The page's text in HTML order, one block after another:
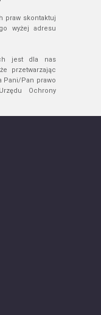
praw skontaktuj
wyżej adresu
jest dla nas
przetwarzając
Pani/Pan prawo
Ochrony